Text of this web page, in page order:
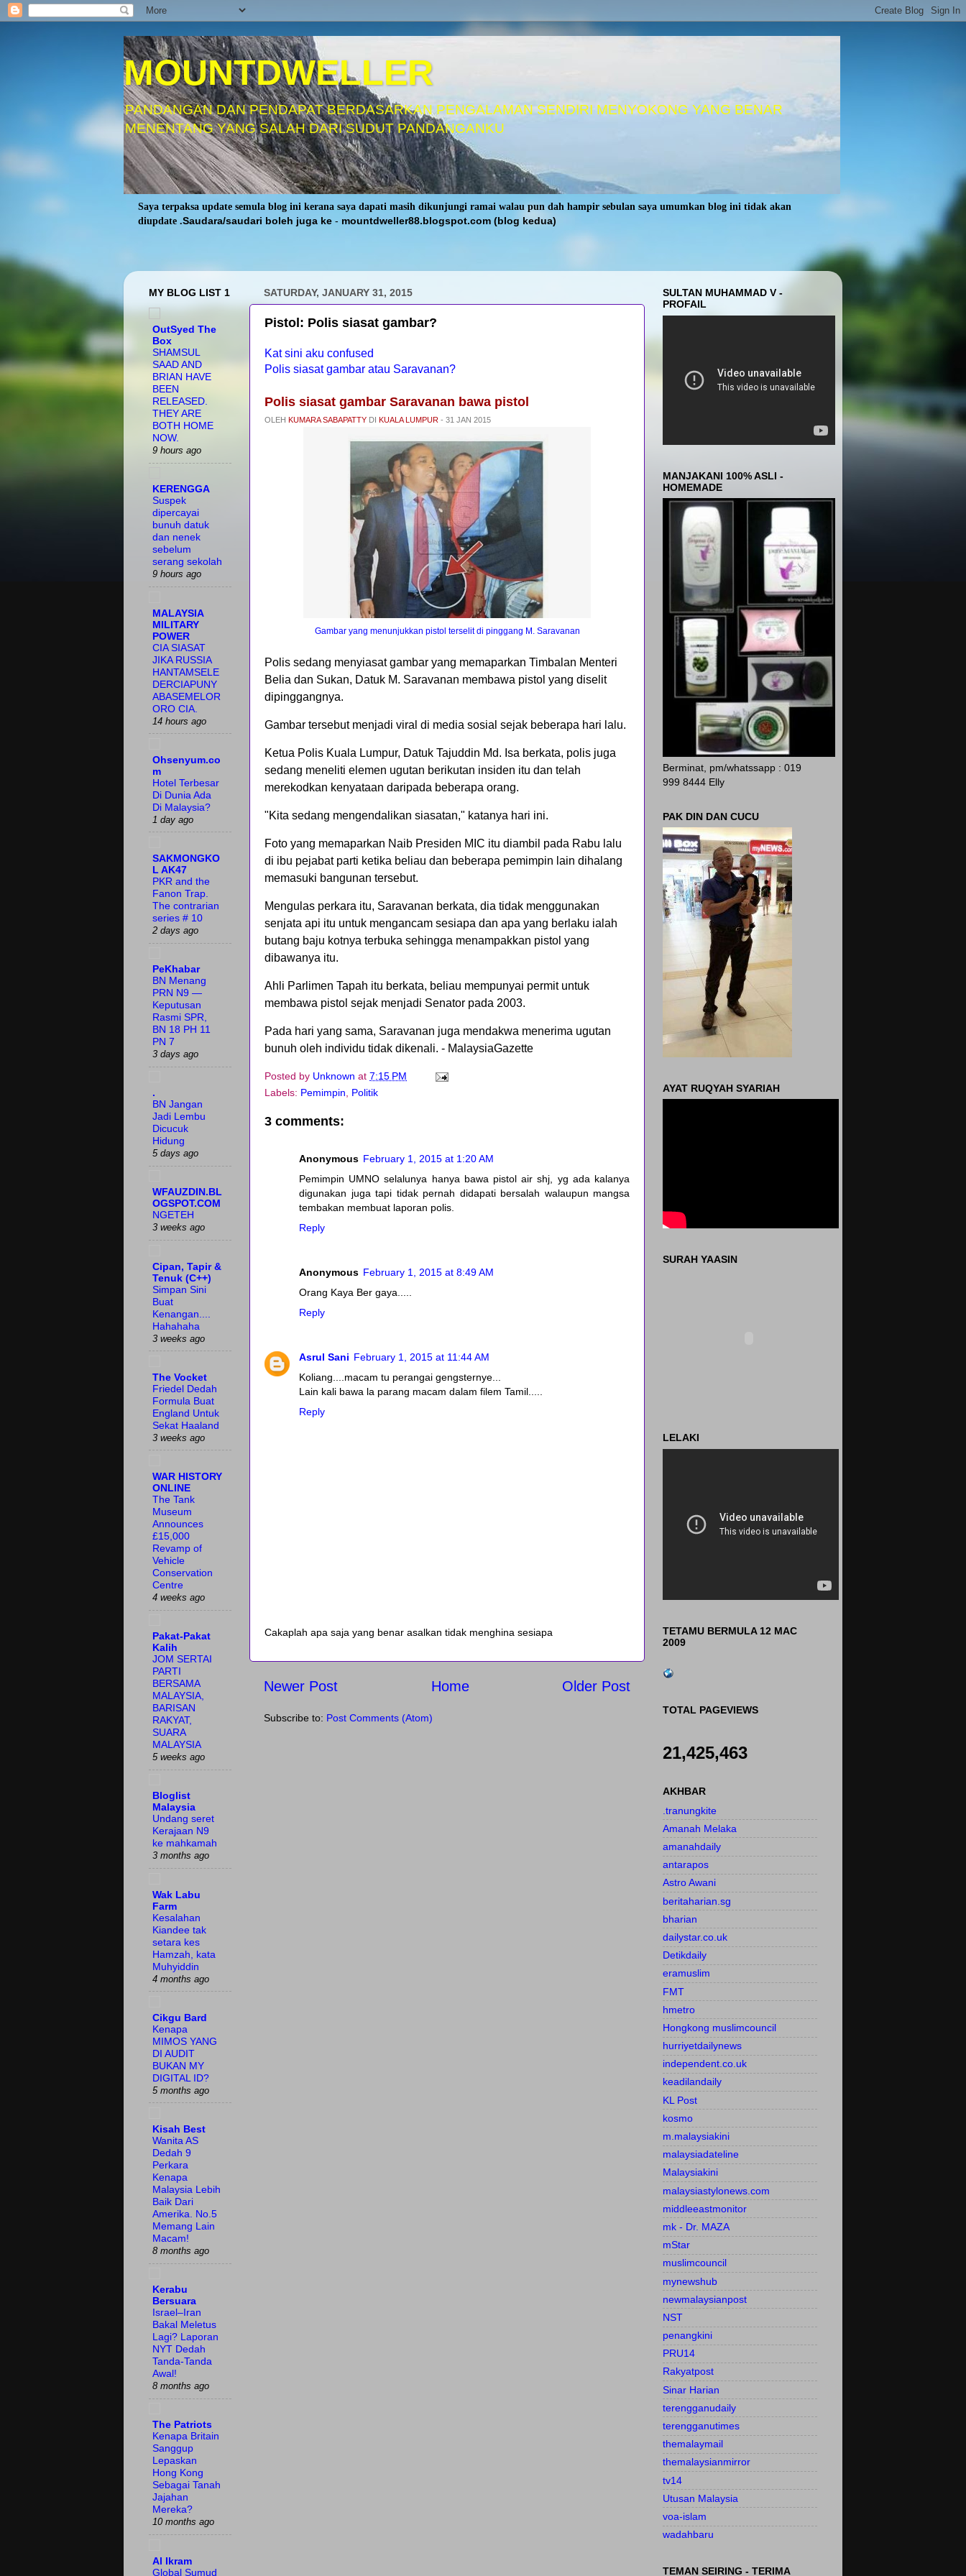
MOUNTDWELLER
PANDANGAN DAN PENDAPAT BERDASARKAN PENGALAMAN SENDIRI MENYOKONG YANG BENAR
MENENTANG YANG SALAH DARI SUDUT PANDANGANKU
Saya terpaksa update semula blog ini kerana saya dapati masih dikunjungi ramai walau pun dah hampir sebulan saya umumkan blog ini tidak akan
diupdate .Saudara/saudari boleh juga ke - mountdweller88.blogspot.com (blog kedua)
SATURDAY, JANUARY 31, 2015
Pistol: Polis siasat gambar?
Kat sini aku confused
Polis siasat gambar atau Saravanan?
Polis siasat gambar Saravanan bawa pistol
OLEH KUMARA SABAPATTY DI KUALA LUMPUR - 31 JAN 2015
Gambar yang menunjukkan pistol terselit di pinggang M. Saravanan
Polis sedang menyiasat gambar yang memaparkan Timbalan Menteri
Belia dan Sukan, Datuk M. Saravanan membawa pistol yang diselit
dipinggangnya.
Gambar tersebut menjadi viral di media sosial sejak beberapa hari lalu.
Ketua Polis Kuala Lumpur, Datuk Tajuddin Md. Isa berkata, polis juga
sedang meneliti elemen ugutan berikutan insiden itu dan telah
merekodkan kenyataan daripada beberapa orang.
"Kita sedang mengendalikan siasatan," katanya hari ini.
Foto yang memaparkan Naib Presiden MIC itu diambil pada Rabu lalu
di ibu pejabat parti ketika beliau dan beberapa pemimpin lain dihalang
memasuki bangunan tersebut.
Mengulas perkara itu, Saravanan berkata, dia tidak menggunakan
senjata api itu untuk mengancam sesiapa dan apa yang berlaku ialah
butang baju kotnya terbuka sehingga menampakkan pistol yang
dibawanya itu.
Ahli Parlimen Tapah itu berkata, beliau mempunyai permit untuk
membawa pistol sejak menjadi Senator pada 2003.
Pada hari yang sama, Saravanan juga mendakwa menerima ugutan
bunuh oleh individu tidak dikenali. - MalaysiaGazette
Posted by Unknown at 7:15 PM
Labels: Pemimpin Politik
3 comments:
Anonymous February 1, 2015 at 1:20 AM
Pemimpin UMNO selalunya hanya bawa pistol air shj, yg ada kalanya
digunakan juga tapi tidak pernah didapati bersalah walaupun mangsa
tembakan membuat laporan polis.
Reply
Anonymous February 1, 2015 at 8:49 AM
Orang Kaya Ber gaya.....
Reply
Asrul Sani February 1, 2015 at 11:44 AM
Koliang....macam tu perangai gengsternye...
Lain kali bawa la parang macam dalam filem Tamil.....
Reply
Cakaplah apa saja yang benar asalkan tidak menghina sesiapa
Newer Post Older Post
Home
Subscribe to: Post Comments (Atom)
MY BLOG LIST 1
OutSyed The
Box
SHAMSUL
SAAD AND
BRIAN HAVE
BEEN
RELEASED.
THEY ARE
BOTH HOME
NOW.
9 hours ago
KERENGGA
Suspek
dipercayai
bunuh datuk
dan nenek
sebelum
serang sekolah
9 hours ago
MALAYSIA
MILITARY
POWER
CIA SIASAT
JIKA RUSSIA
HANTAMSELE
DERCIAPUNY
ABASEMELOR
ORO CIA.
14 hours ago
Ohsenyum.co
m
Hotel Terbesar
Di Dunia Ada
Di Malaysia?
1 day ago
SAKMONGKO
L AK47
PKR and the
Fanon Trap.
The contrarian
series # 10
2 days ago
PeKhabar
BN Menang
PRN N9 —
Keputusan
Rasmi SPR,
BN 18 PH 11
PN 7
3 days ago
.
BN Jangan
Jadi Lembu
Dicucuk
Hidung
5 days ago
WFAUZDIN.BL
OGSPOT.COM
NGETEH
3 weeks ago
Cipan, Tapir &
Tenuk (C++)
Simpan Sini
Buat
Kenangan....
Hahahaha
3 weeks ago
The Vocket
Friedel Dedah
Formula Buat
England Untuk
Sekat Haaland
3 weeks ago
WAR HISTORY
ONLINE
The Tank
Museum
Announces
£15,000
Revamp of
Vehicle
Conservation
Centre
4 weeks ago
Pakat-Pakat
Kalih
JOM SERTAI
PARTI
BERSAMA
MALAYSIA,
BARISAN
RAKYAT,
SUARA
MALAYSIA
5 weeks ago
Bloglist
Malaysia
Undang seret
Kerajaan N9
ke mahkamah
3 months ago
Wak Labu
Farm
Kesalahan
Kiandee tak
setara kes
Hamzah, kata
Muhyiddin
4 months ago
Cikgu Bard
Kenapa
MIMOS YANG
DI AUDIT
BUKAN MY
DIGITAL ID?
5 months ago
Kisah Best
Wanita AS
Dedah 9
Perkara
Kenapa
Malaysia Lebih
Baik Dari
Amerika. No.5
Memang Lain
Macam!
8 months ago
Kerabu
Bersuara
Israel–Iran
Bakal Meletus
Lagi? Laporan
NYT Dedah
Tanda-Tanda
Awal!
8 months ago
The Patriots
Kenapa Britain
Sanggup
Lepaskan
Hong Kong
Sebagai Tanah
Jajahan
Mereka?
10 months ago
Al Ikram
Global Sumud
SULTAN MUHAMMAD V -
PROFAIL
MANJAKANI 100% ASLI -
HOMEMADE
Berminat, pm/whatssapp : 019
999 8444 Elly
PAK DIN DAN CUCU
AYAT RUQYAH SYARIAH
SURAH YAASIN
LELAKI
TETAMU BERMULA 12 MAC
2009
TOTAL PAGEVIEWS
21,425,463
AKHBAR
.tranungkite
Amanah Melaka
amanahdaily
antarapos
Astro Awani
beritaharian.sg
bharian
dailystar.co.uk
Detikdaily
eramuslim
FMT
hmetro
Hongkong muslimcouncil
hurriyetdailynews
independent.co.uk
keadilandaily
KL Post
kosmo
m.malaysiakini
malaysiadateline
Malaysiakini
malaysiastylonews.com
middleeastmonitor
mk - Dr. MAZA
mStar
muslimcouncil
mynewshub
newmalaysianpost
NST
penangkini
PRU14
Rakyatpost
Sinar Harian
terengganudaily
terengganutimes
themalaymail
themalaysianmirror
tv14
Utusan Malaysia
voa-islam
wadahbaru
TEMAN SEIRING - TERIMA